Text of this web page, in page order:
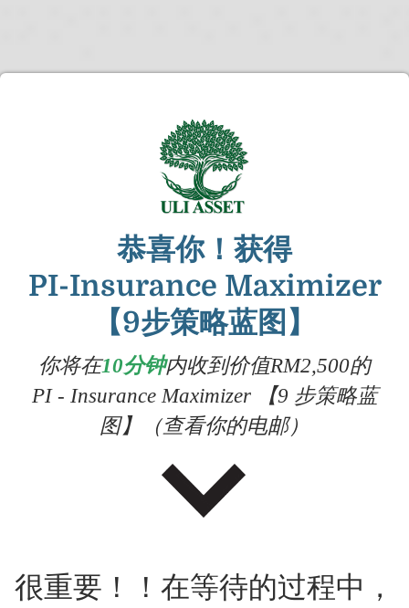
恭喜你！获得
PI-Insurance Maximizer
【9步策略蓝图】
你将在10分钟内收到价值RM2,500的
PI - Insurance Maximizer 【9 步策略蓝
图】（查看你的电邮）
很重要！！在等待的过程中，